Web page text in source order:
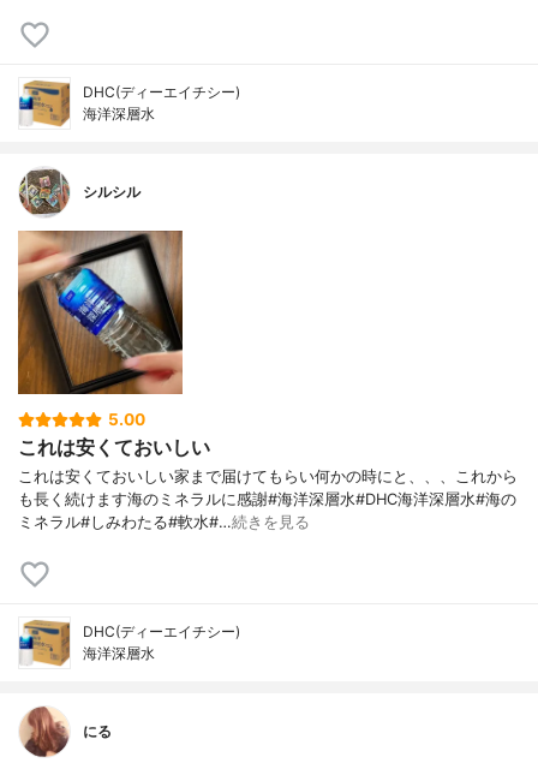
DHC(ディーエイチシー)
海洋深層水
シルシル
5.00
これは安くておいしい
これは安くておいしい家まで届けてもらい何かの時にと、、、これから
も長く続けます海のミネラルに感謝#海洋深層水#DHC海洋深層水#海の
ミネラル#しみわたる#軟水#…続きを見る
DHC(ディーエイチシー)
海洋深層水
にる